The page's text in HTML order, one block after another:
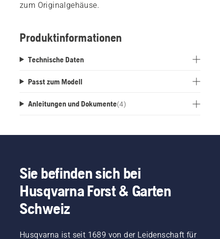
zum Originalgehäuse.
Produktinformationen
Technische Daten
Passt zum Modell
Anleitungen und Dokumente(4)
Sie befinden sich bei
Husqvarna Forst & Garten
Schweiz
Husqvarna ist seit 1689 von der Leidenschaft für